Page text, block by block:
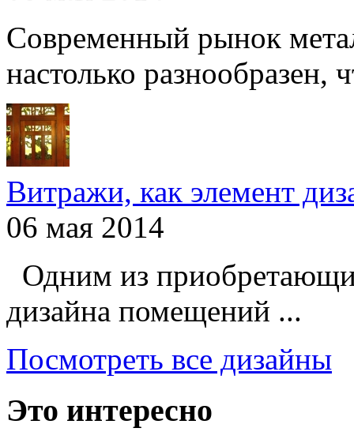
Современный рынок
настолько разнообразен,
Витражи, как элемент
06 мая 2014
Одним из
дизайна помещений ...
Посмотреть все дизайны
Это интересно